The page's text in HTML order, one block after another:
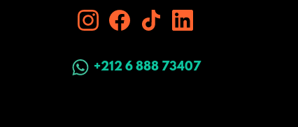
+212 6 888 73407